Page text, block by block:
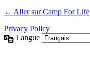
← Aller sur Camp For Life
Privacy Policy
Langue